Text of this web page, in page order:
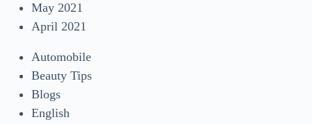
May 2021
April 2021
Automobile
Beauty Tips
Blogs
English